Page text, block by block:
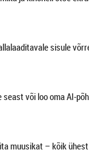
sisule
või loo oma AI-
muusikat – kõik